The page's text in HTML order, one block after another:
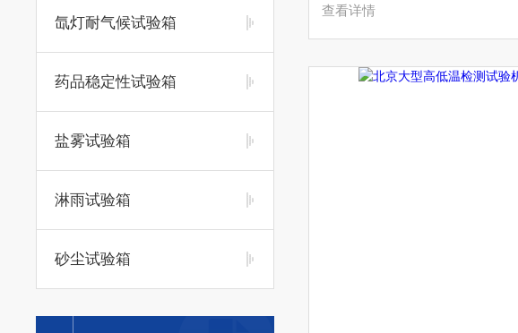
氙灯耐气候试验箱
药品稳定性试验箱
盐雾试验箱
淋雨试验箱
砂尘试验箱
查看详情